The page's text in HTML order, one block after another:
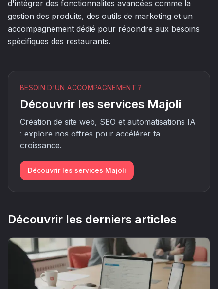
d'intégrer des fonctionnalités avancées comme la
gestion des produits, des outils de marketing et un
accompagnement dédié pour répondre aux besoins
spécifiques des restaurants.
BESOIN D'UN ACCOMPAGNEMENT ?
Découvrir les services Majoli
Création de site web, SEO et automatisations IA
: explore nos offres pour accélérer ta
croissance.
Découvrir les services Majoli
Découvrir les derniers articles